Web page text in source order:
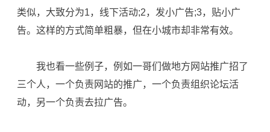
类似，大致分为1，线下活动;2，发小广告;3，贴小广
告。这样的方式简单粗暴，但在小城市却非常有效。
我也看一些例子，例如一哥们做地方网站推广招了
三个人，一个负责网站的推广，一个负责组织论坛活
动，另一个负责去拉广告。